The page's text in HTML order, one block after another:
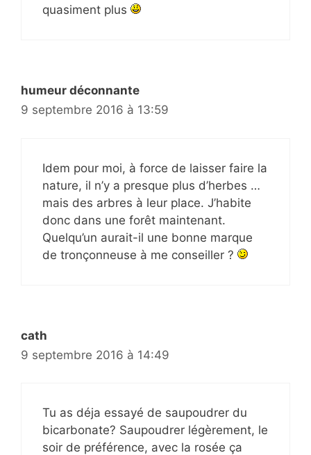
quasiment plus
humeur déconnante
9 septembre 2016 à 13:59
Idem pour moi, à force de laisser faire la
nature, il n’y a presque plus d’herbes …
mais des arbres à leur place. J’habite
donc dans une forêt maintenant.
Quelqu’un aurait-il une bonne marque
de tronçonneuse à me conseiller ?
cath
9 septembre 2016 à 14:49
Tu as déja essayé de saupoudrer du
bicarbonate? Saupoudrer légèrement, le
soir de préférence, avec la rosée ça